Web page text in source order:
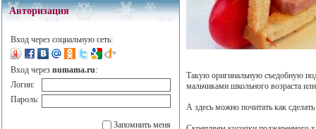
Авторизация
Вход через социальную сеть:
Вход через numama.ru:
Логин:
Пароль:
Запомнить меня
Такую оригинальную съедобную
мальчиками школьного возраста
А здесь можно почитать как сделать